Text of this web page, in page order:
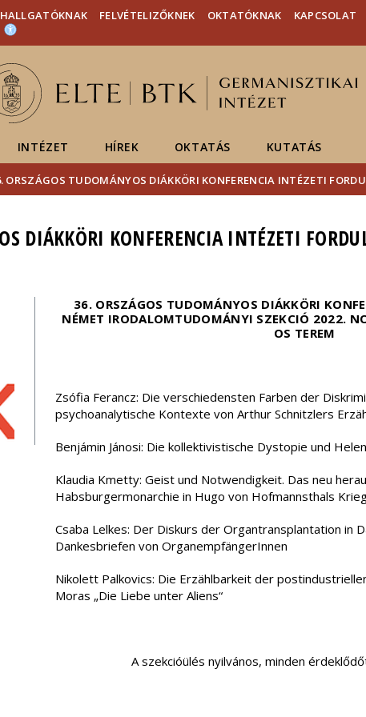
Hírek
Események
ELTE a
sajtóban
HALLGATÓKNAK FELVÉTELIZŐKNEK OKTATÓKNAK KAPCSOLAT
INTÉZET HÍREK OKTATÁS KUTATÁS
ORSZÁGOS TUDOMÁNYOS DIÁKKÖRI KONFERENCIA INTÉZETI
DIÁKKÖRI KONFERENCIA INTÉZETI
36. ORSZÁGOS TUDOMÁNYOS DIÁKKÖRI
NÉMET IRODALOMTUDOMÁNYI SZEKCIÓ 2022.
OS TEREM
Zsófia Ferancz: Die verschiedensten Farben der
psychoanalytische Kontexte von Arthur Schnitzlers
Benjámin Jánosi: Die kollektivistische Dystopie und
Klaudia Kmetty: Geist und Notwendigkeit. Das neu
Habsburgermonarchie in Hugo von Hofmannsthals
Csaba Lelkes: Der Diskurs der Organtransplantation in
Dankesbriefen von OrganempfängerInnen
Nikolett Palkovics: Die Erzählbarkeit der
Moras „Die Liebe unter Aliens“
A szekcióülés nyilvános, minden